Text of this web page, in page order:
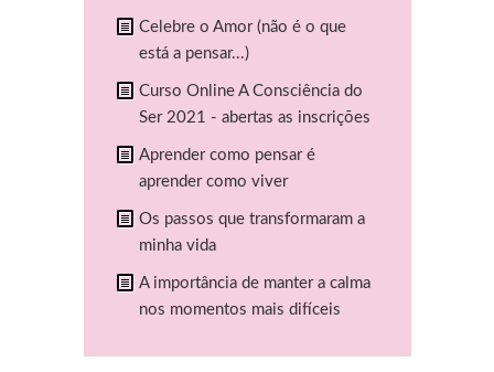
Celebre o Amor (não é o que
está a pensar...)
Curso Online A Consciência do
Ser 2021 - abertas as inscrições
Aprender como pensar é
aprender como viver
Os passos que transformaram a
minha vida
A importância de manter a calma
nos momentos mais difíceis